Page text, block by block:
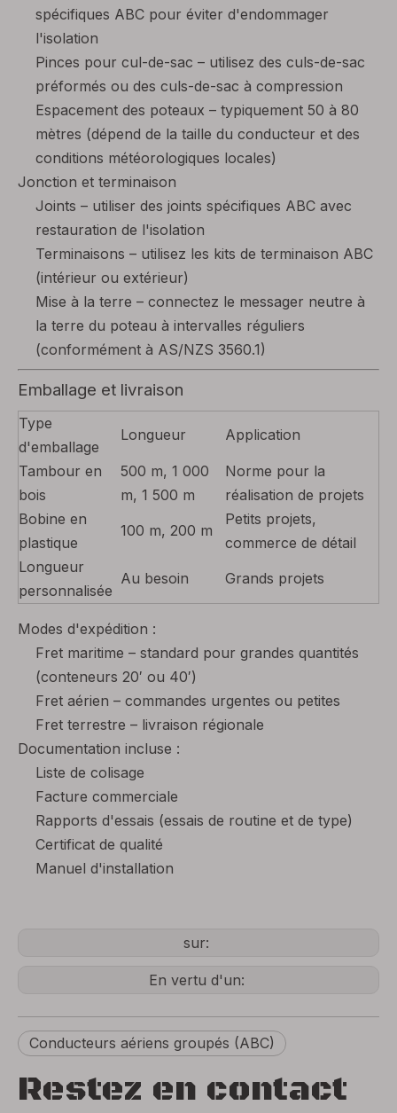
spécifiques ABC pour éviter d'endommager
l'isolation
Pinces pour cul-de-sac – utilisez des culs-de-sac
préformés ou des culs-de-sac à compression
Espacement des poteaux – typiquement 50 à 80
mètres (dépend de la taille du conducteur et des
conditions météorologiques locales)
Jonction et terminaison
Joints – utiliser des joints spécifiques ABC avec
restauration de l'isolation
Terminaisons – utilisez les kits de terminaison ABC
(intérieur ou extérieur)
Mise à la terre – connectez le messager neutre à
la terre du poteau à intervalles réguliers
(conformément à AS/NZS 3560.1)
Emballage et livraison
Type
d'emballage
Longueur Application
Tambour en
bois
500 m, 1 000
m, 1 500 m
Norme pour la
réalisation de projets
Bobine en
plastique
100 m, 200 m
Petits projets,
commerce de détail
Longueur
personnalisée
Au besoin Grands projets
Modes d'expédition :
Fret maritime – standard pour grandes quantités
(conteneurs 20′ ou 40′)
Fret aérien – commandes urgentes ou petites
Fret terrestre – livraison régionale
Documentation incluse :
Liste de colisage
Facture commerciale
Rapports d'essais (essais de routine et de type)
Certificat de qualité
Manuel d'installation
sur:
En vertu d'un:
Conducteurs aériens groupés (ABC)
Restez en contact